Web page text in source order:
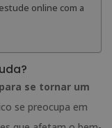
online com a
se tornar um
se preocupa em